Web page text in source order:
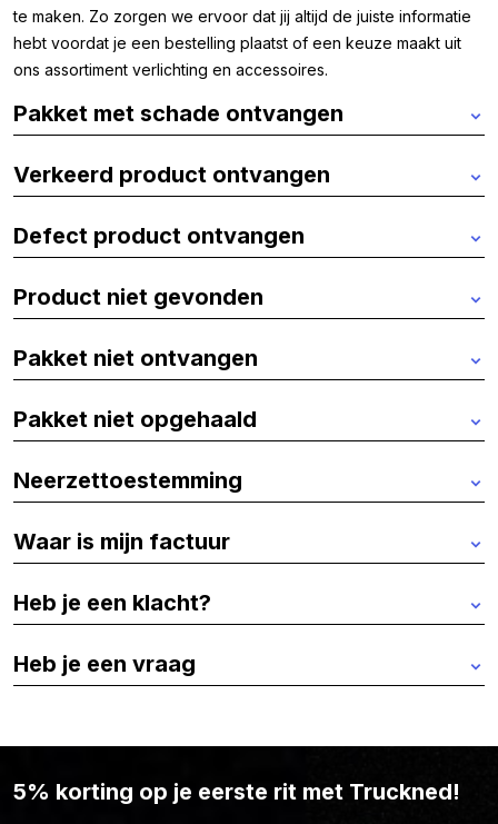
te maken. Zo zorgen we ervoor dat jij altijd de juiste informatie
hebt voordat je een bestelling plaatst of een keuze maakt uit
ons assortiment verlichting en accessoires.
Pakket met schade ontvangen
Verkeerd product ontvangen
Defect product ontvangen
Product niet gevonden
Pakket niet ontvangen
Pakket niet opgehaald
Neerzettoestemming
Waar is mijn factuur
Heb je een klacht?
Heb je een vraag
5% korting op je eerste rit met Truckned!